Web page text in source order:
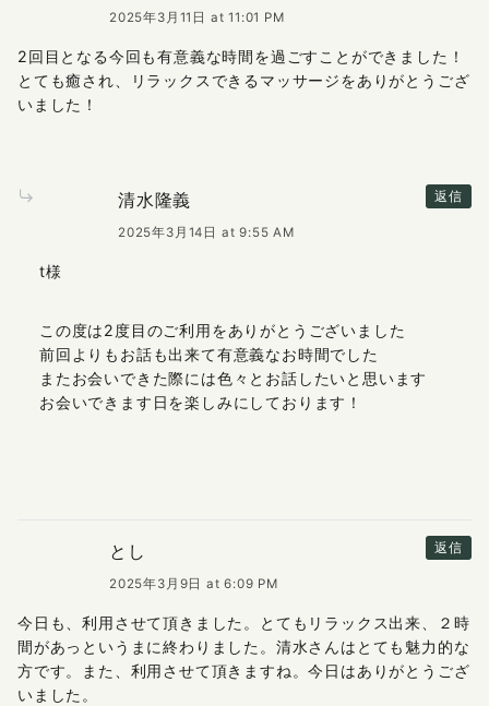
2025年3月11日 at 11:01 PM
2回目となる今回も有意義な時間を過ごすことができました！
とても癒され、リラックスできるマッサージをありがとうござ
いました！
返信
清水隆義
2025年3月14日 at 9:55 AM
t様
この度は2度目のご利用をありがとうございました
前回よりもお話も出来て有意義なお時間でした
またお会いできた際には色々とお話したいと思います
お会いできます日を楽しみにしております！
返信
とし
2025年3月9日 at 6:09 PM
今日も、利用させて頂きました。とてもリラックス出来、２時
間があっというまに終わりました。清水さんはとても魅力的な
方です。また、利用させて頂きますね。今日はありがとうござ
いました。